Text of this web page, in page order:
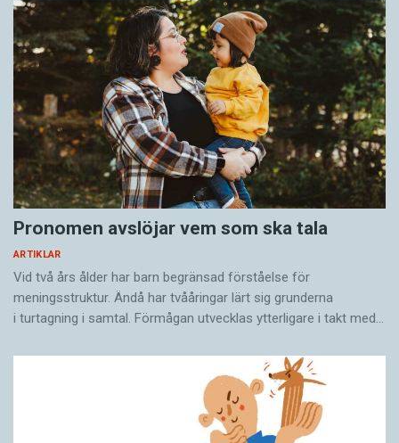
Pronomen avslöjar vem som ska tala
ARTIKLAR
Vid två års ålder har barn begränsad förståelse för
meningsstruktur. Ändå har tvååringar lärt sig grunderna
i turtagning i samtal. Förmågan utvecklas ytterligare i takt med…